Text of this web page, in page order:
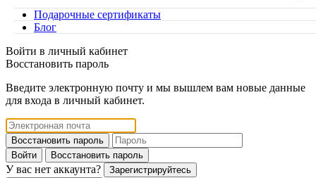
Подарочные сертификаты
Блог
Войти в личный кабинет
Восстановить пароль
Введите электронную почту и мы вышлем вам новые данные
для входа в личный кабинет.
Восстановить пароль
Войти
Восстановить пароль
У вас нет аккаунта?
Зарегистрируйтесь